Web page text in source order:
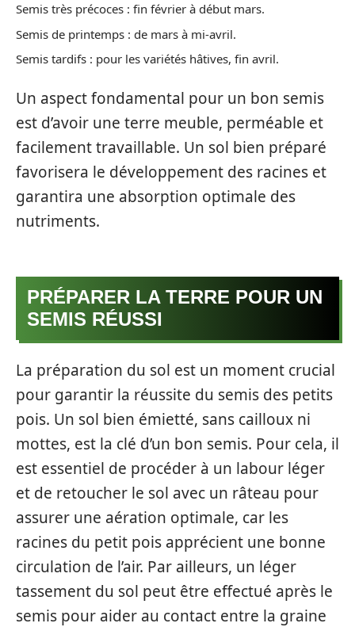
Semis très précoces : fin février à début mars.
Semis de printemps : de mars à mi-avril.
Semis tardifs : pour les variétés hâtives, fin avril.
Un aspect fondamental pour un bon semis
est d’avoir une terre meuble, perméable et
facilement travaillable. Un sol bien préparé
favorisera le développement des racines et
garantira une absorption optimale des
nutriments.
PRÉPARER LA TERRE POUR UN
SEMIS RÉUSSI
La préparation du sol est un moment crucial
pour garantir la réussite du semis des petits
pois. Un sol bien émietté, sans cailloux ni
mottes, est la clé d’un bon semis. Pour cela, il
est essentiel de procéder à un labour léger
et de retoucher le sol avec un râteau pour
assurer une aération optimale, car les
racines du petit pois apprécient une bonne
circulation de l’air. Par ailleurs, un léger
tassement du sol peut être effectué après le
semis pour aider au contact entre la graine